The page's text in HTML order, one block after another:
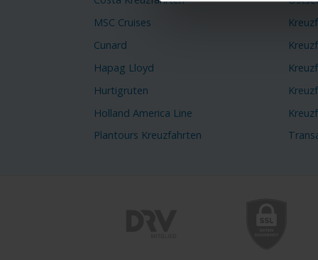
MSC Cruises
Cunard
Hapag Lloyd
Hurtigruten
Holland America Line
Plantours Kreuzfahrten